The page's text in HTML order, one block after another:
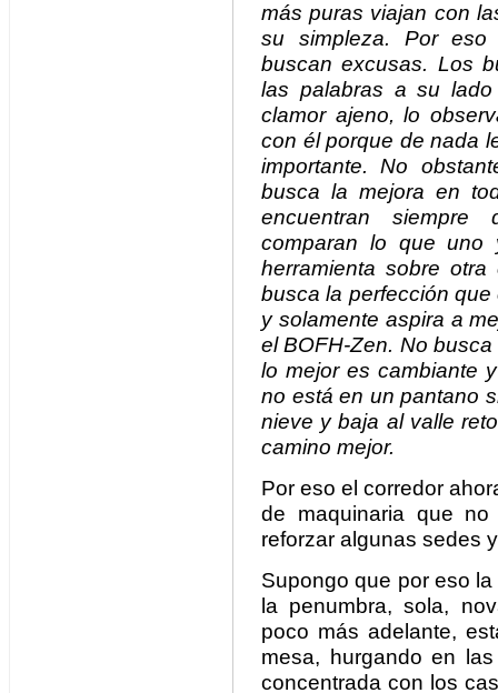
más puras viajan con
su simpleza. Por eso
buscan excusas. Los
las palabras a su
clamor ajeno, lo
con él porque de nada
importante. No
busca la mejora en
encuentran
comparan lo que uno
herramienta sobre
busca la perfección
y solamente aspira a
el BOFH-Zen. No
lo mejor es cambiante
no está en un pantano
nieve y baja al valle
camino mejor.
Por eso el corredor
de maquinaria que
reforzar algunas sedes
Supongo que por eso
la penumbra, sola,
poco más adelante,
mesa, hurgando en
concentrada con los